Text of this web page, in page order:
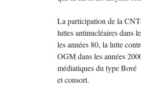
La participation de la
luttes antinucléaires dans
les années 80, la lutte
OGM dans les années
médiatiques du type Bové
et consort.